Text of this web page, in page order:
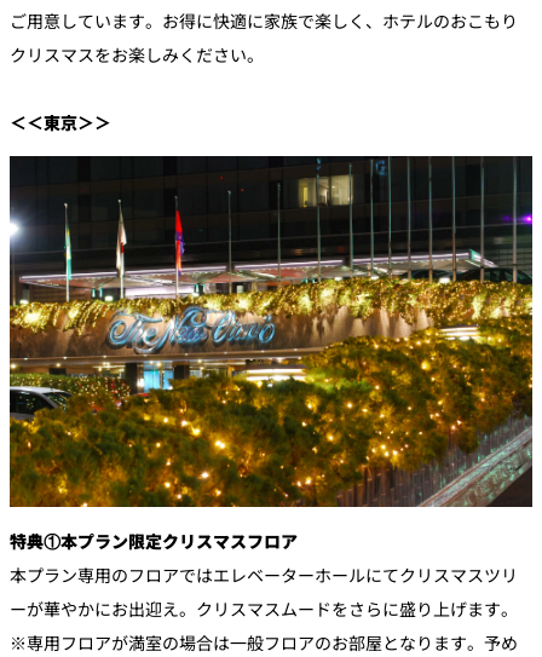
ご用意しています。お得に快適に家族で楽しく、ホテルのおこもり
クリスマスをお楽しみください。
＜＜東京＞＞
特典①本プラン限定クリスマスフロア
本プラン専用のフロアではエレベーターホールにてクリスマスツリ
ーが華やかにお出迎え。クリスマスムードをさらに盛り上げます。
※専用フロアが満室の場合は一般フロアのお部屋となります。予め